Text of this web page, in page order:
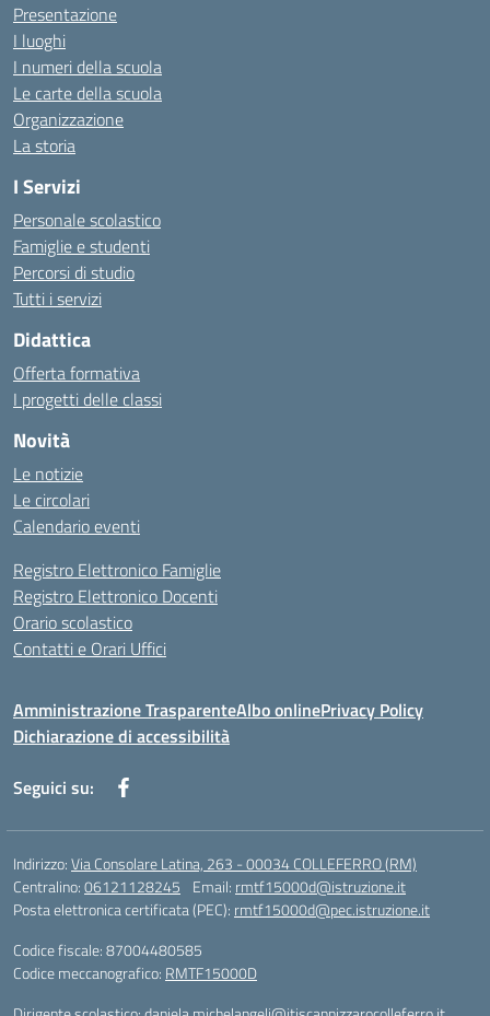
Presentazione
I luoghi
I numeri della scuola
Le carte della scuola
Organizzazione
La storia
I Servizi
Personale scolastico
Famiglie e studenti
Percorsi di studio
Tutti i servizi
Didattica
Offerta formativa
I progetti delle classi
Novità
Le notizie
Le circolari
Calendario eventi
Registro Elettronico Famiglie
Registro Elettronico Docenti
Orario scolastico
Contatti e Orari Uffici
Amministrazione TrasparenteAlbo onlinePrivacy Policy
Dichiarazione di accessibilità
Seguici su:
Indirizzo:Via Consolare Latina, 263 - 00034 COLLEFERRO (RM)
Centralino:06121128245 Email: rmtf15000d@istruzione.it
Posta elettronica certificata (PEC): rmtf15000d@pec.istruzione.it
Codice fiscale: 87004480585
Codice meccanografico: RMTF15000D